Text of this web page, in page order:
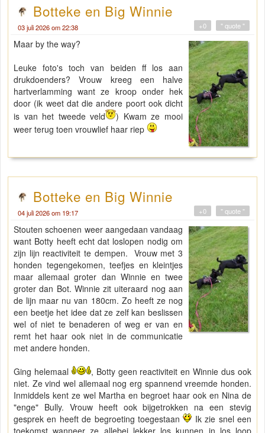
Botteke en Big Winnie
03 juli 2026 om 22:38 " quote "
+0
Maar by the way?
Leuke foto's toch van beiden ff los aan
drukdoenders? Vrouw kreeg een halve
hartverlamming want ze kroop onder hek
door (ik weet dat die andere poort ook dicht
is van het tweede veld
) Kwam ze mooi
weer terug toen vrouwlief haar riep
Botteke en Big Winnie
04 juli 2026 om 19:17 " quote "
+0
Stouten schoenen weer aangedaan vandaag
want Botty heeft echt dat loslopen nodig om
zijn lijn reactiviteit te dempen. Vrouw met 3
honden tegengekomen, teefjes en kleintjes
maar allemaal groter dan Winnie en twee
groter dan Bot. Winnie zit uiteraard nog aan
de lijn maar nu van 180cm. Zo heeft ze nog
een beetje het idee dat ze zelf kan beslissen
wel of niet te benaderen of weg er van en
remt het haar ook niet in de communicatie
met andere honden.
Ging helemaal
, Botty geen reactiviteit en Winnie dus ook
niet. Ze vind wel allemaal nog erg spannend vreemde honden.
Inmiddels kent ze wel Martha en begroet haar ook en Nina de
"enge" Bully. Vrouw heeft ook bijgetrokken na een stevig
gesprek en heeft de begroeting toegestaan
Ik zie snel een
toekomst wanneer ze allebei lekker los kunnen in los loop